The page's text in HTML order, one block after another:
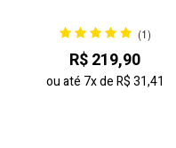
(1)
R$ 219,90
ou até 7xdeR$ 31,41